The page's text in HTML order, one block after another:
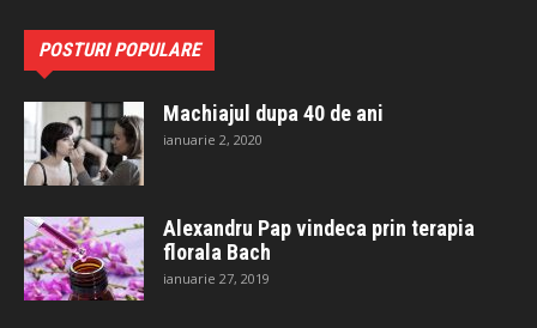
POSTURI POPULARE
Machiajul dupa 40 de ani
ianuarie 2, 2020
Alexandru Pap vindeca prin terapia
florala Bach
ianuarie 27, 2019